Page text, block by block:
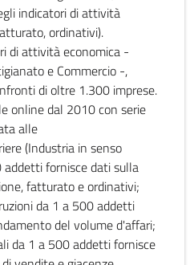
indicatori di attività
ordinativi).
di attività economica -
e Commercio -,
di oltre 1.300 imprese.
online dal 2010 con serie
alle
(Industria in senso
fornisce dati sulla
fatturato e ordinativi;
da 1 a 500 addetti
del volume d'affari;
da 1 a 500 addetti fornisce